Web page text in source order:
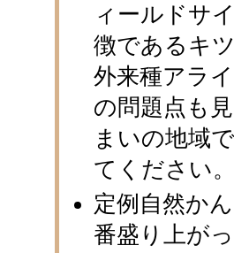
ィールドサ
徴であるキ
外来種アラ
の問題点も
まいの地域
てください
定例自然か
番盛り上が